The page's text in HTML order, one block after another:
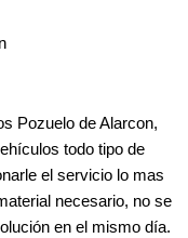
Pozuelo de Alarcon,
todo tipo de
el servicio lo mas
necesario, no se
en el mismo día.